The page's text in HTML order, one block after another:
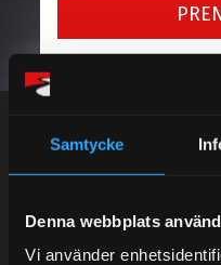
Samtycke
Denna webbplats
Vi använder
Semestertider.